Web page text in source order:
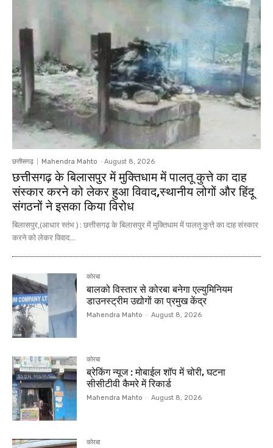
छत्तीसगढ़ Mahendra Mahto - August 8, 2026
छत्तीसगढ़ के बिलासपुर में मुक्तिधाम में पालतू कुत्ते का दाह
संस्कार करने को लेकर हुआ विवाद,स्थानीय लोगों और हिंदू
संगठनों ने इसका किया विरोध
बिलासपुर,(आधार स्तंभ ) : छत्तीसगढ़ के बिलासपुर में मुक्तिधाम में पालतू कुत्ते का दाह संस्कार
करने को लेकर विवाद...
कोरबा
बालको विस्तार से कोरबा बनेगा एल्युमिनियम
डाउनस्ट्रीम उद्योगों का प्रमुख केंद्र
Mahendra Mahto - August 8, 2026
कोरबा
ब्रेकिंग न्यूज : मोबाईल शॉप में चोरी, घटना
सीसीटीवी कैमरे में रिकार्ड
Mahendra Mahto - August 8, 2026
कोरबा